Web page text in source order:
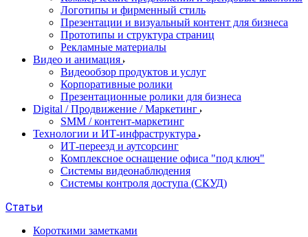
Логотипы и фирменный стиль
Презентации и визуальный контент для бизнеса
Прототипы и структура страниц
Рекламные материалы
Видео и анимация
Видеообзор продуктов и услуг
Корпоративные ролики
Презентационные ролики для бизнеса
Digital / Продвижение / Маркетинг
SMM / контент-маркетинг
Технологии и ИТ-инфраструктура
ИТ-переезд и аутсорсинг
Комплексное оснащение офиса "под ключ"
Системы видеонаблюдения
Системы контроля доступа (СКУД)
Статьи
Короткими заметками